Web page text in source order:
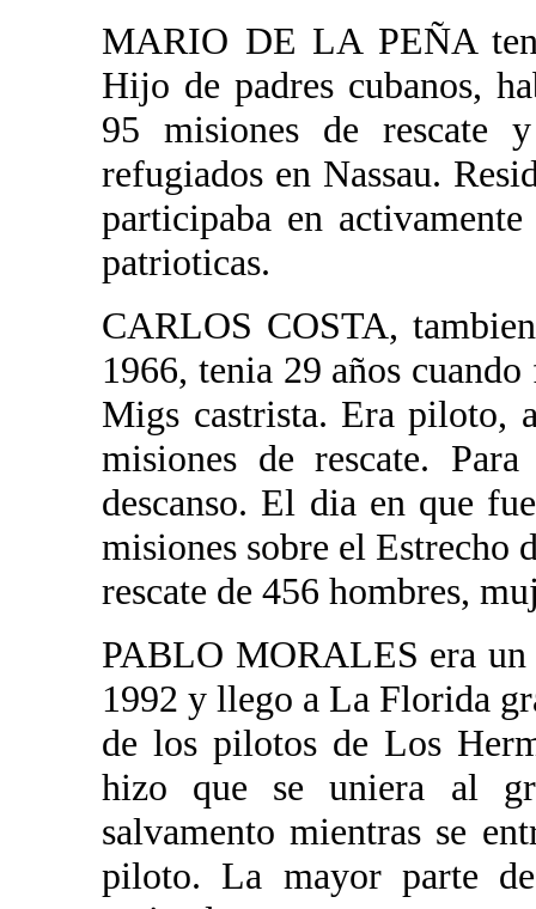
MARIO DE LA PEÑA
Hijo de padres cubanos,
95 misiones de rescate
refugiados en Nassau.
participaba en
patrioticas.
CARLOS COSTA,
1966, tenia 29 años
Migs castrista. Era piloto,
misiones de rescate.
descanso. El dia en que
misiones sobre el
rescate de 456 hombres,
PABLO MORALES era un
1992 y llego a La Florida
de los pilotos de Los
hizo que se uniera al
salvamento mientras se
piloto. La mayor parte